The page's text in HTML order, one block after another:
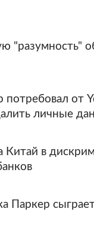
техника
Среда
о себе
"разумность"
потребовал от
личные
Китай в
Паркер